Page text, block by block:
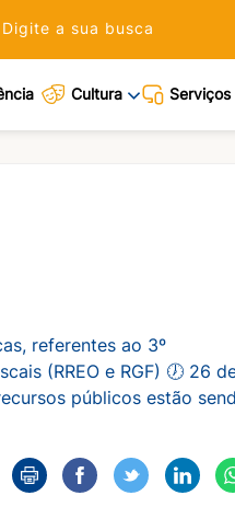
Cultura Serviços
referentes ao 3º
(RREO e RGF) 🕖 26
públicos estão